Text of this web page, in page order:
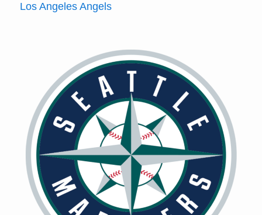
Los Angeles Angels